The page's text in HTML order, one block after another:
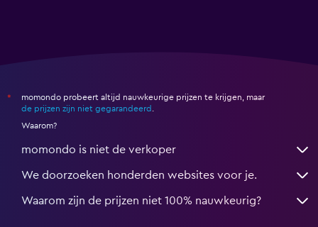
*
momondo probeert altijd nauwkeurige prijzen te krijgen, maar
de prijzen zijn niet gegarandeerd .
Waarom?
momondo is niet de verkoper
We doorzoeken honderden websites voor je.
Waarom zijn de prijzen niet 100% nauwkeurig?